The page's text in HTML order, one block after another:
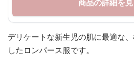
商品の詳細を
デリケートな新生児の肌に最適な
したロンパース服です。